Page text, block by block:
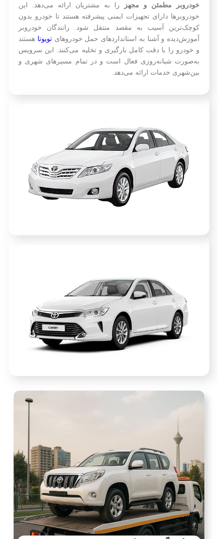
خودروبر مطمئن و مجهز
را به مشتریان ارائه می‌دهد. این
خودروبرها دارای تجهیزات ایمنی پیشرفته هستند تا خودرو بدون
کوچک‌ترین آسیب به مقصد منتقل شود. رانندگان خودروبر
آموزش‌دیده و آشنا به استانداردهای حمل خودروهایتویوتا هستند
و خودرو را با دقت کامل بارگیری و تخلیه می‌کنند. این سرویس
به‌صورت شبانه‌روزی فعال است و در تمام مسیرهای شهری و
بین‌شهری خدمات ارائه می‌دهد.